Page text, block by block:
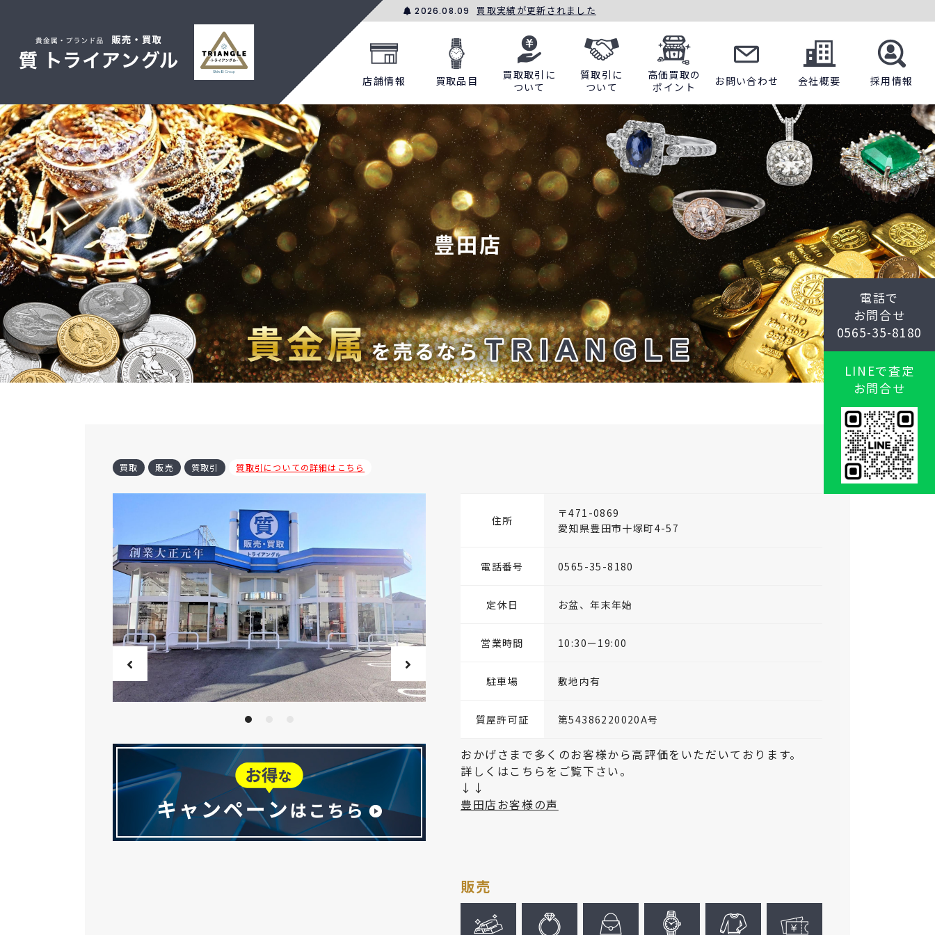
2026.08.09 買取実績が更新されました
店舗情報 買取品目
買取取引に
ついて
質取引に
ついて
高価買取の
ポイント
お問い合わせ 会社概要 採用情報
豊田店
買取 販売 質取引 質取引についての詳細はこちら
住所
〒471-0869
愛知県豊田市十塚町4-57
電話番号 0565-35-8180
定休日 お盆、年末年始
営業時間 10:30ー19:00
駐車場 敷地内有
質屋許可証 第54386220020A号
おかげさまで多くのお客様から高評価をいただいております。
詳しくはこちらをご覧下さい。
↓↓
豊田店お客様の声
販売
電話で
お問合せ
0565-35-8180
LINEで査定
お問合せ